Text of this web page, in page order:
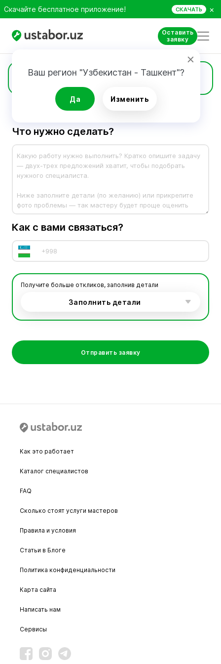
Скачайте бесплатное приложение! СКАЧАТЬ ×
Оставить
заявку
Ваш регион "Узбекистан - Ташкент"?
Да Изменить
Заявка
Что нужно сделать?
Как с вами связаться?
Получите больше откликов, заполнив детали
Заполнить детали
Отправить заявку
Как это работает
Каталог специалистов
FAQ
Сколько стоят услуги мастеров
Правила и условия
Статьи в Блоге
Политика конфиденциальности
Карта сайта
Написать нам
Сервисы